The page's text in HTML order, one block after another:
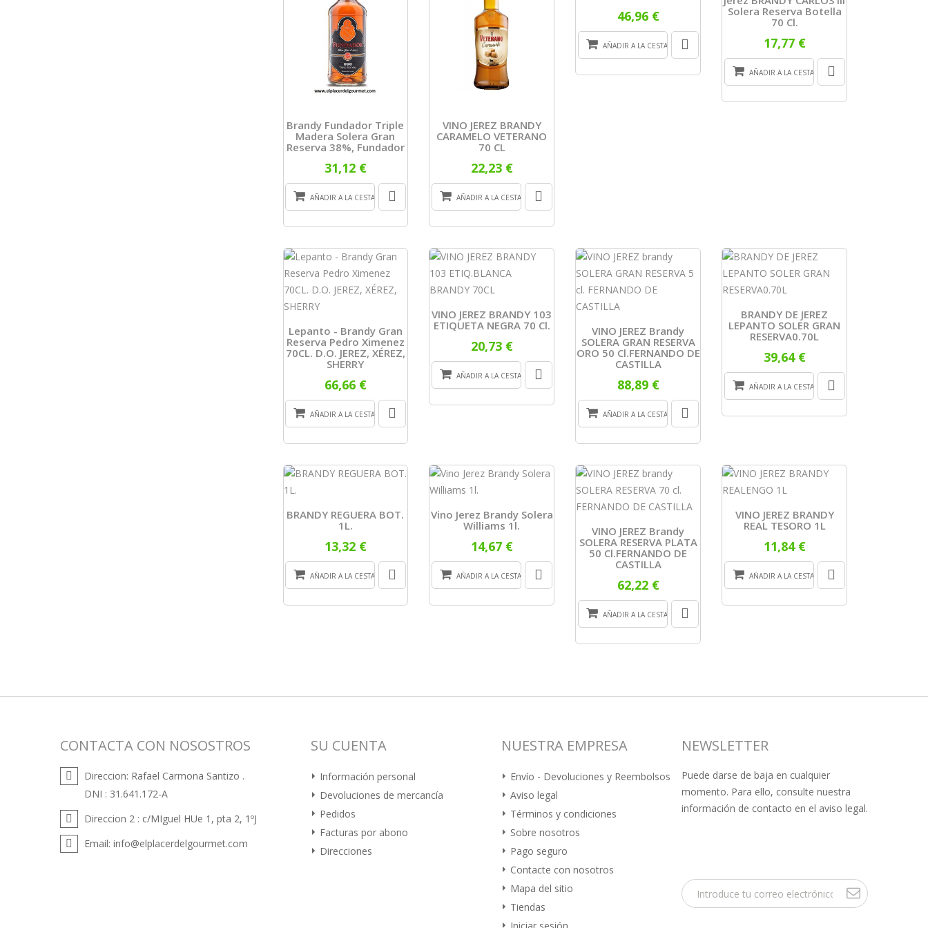
Brandy Fundador Triple
Madera Solera Gran
Reserva 38%, Fundador
31,12 €
AÑADIR A LA CESTA
VINO JEREZ BRANDY
CARAMELO VETERANO
70 CL
22,23 €
AÑADIR A LA CESTA
46,96 €
AÑADIR A LA CESTA
Solera Reserva Botella
70 Cl.
17,77 €
AÑADIR A LA CESTA
Lepanto - Brandy Gran
Reserva Pedro Ximenez
70CL. D.O. JEREZ, XÉREZ,
SHERRY
66,66 €
AÑADIR A LA CESTA
VINO JEREZ BRANDY 103
ETIQUETA NEGRA 70 Cl.
20,73 €
AÑADIR A LA CESTA
VINO JEREZ Brandy
SOLERA GRAN RESERVA
ORO 50 Cl.FERNANDO DE
CASTILLA
88,89 €
AÑADIR A LA CESTA
BRANDY DE JEREZ
LEPANTO SOLER GRAN
RESERVA0.70L
39,64 €
AÑADIR A LA CESTA
BRANDY REGUERA BOT.
1L.
13,32 €
AÑADIR A LA CESTA
Vino Jerez Brandy Solera
Williams 1l.
14,67 €
AÑADIR A LA CESTA
VINO JEREZ Brandy
SOLERA RESERVA PLATA
50 Cl.FERNANDO DE
CASTILLA
62,22 €
AÑADIR A LA CESTA
VINO JEREZ BRANDY
REAL TESORO 1L
11,84 €
AÑADIR A LA CESTA
CONTACTA CON NOSOSTROS
Direccion: Rafael Carmona Santizo .
DNI : 31.641.172-A
Direccion 2 : c/MIguel HUe 1, pta 2, 1ºJ
Email: info@elplacerdelgourmet.com
SU CUENTA
Información personal
Devoluciones de mercancía
Pedidos
Facturas por abono
Direcciones
NUESTRA EMPRESA
Envío - Devoluciones y Reembolsos
Aviso legal
Términos y condiciones
Sobre nosotros
Pago seguro
Contacte con nosotros
Mapa del sitio
Tiendas
NEWSLETTER
Puede darse de baja en cualquier
momento. Para ello, consulte nuestra
información de contacto en el aviso legal.